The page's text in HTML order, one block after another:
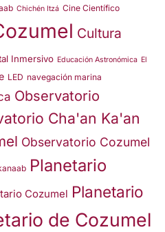
Chichén Itzá Cine Científico
Cultura
Inmersivo Educación Astronómica El
LED navegación marina
Observatorio
Cha'an Ka'an
Observatorio Cozumel
Planetario
Cozumel Planetario
de Cozumel